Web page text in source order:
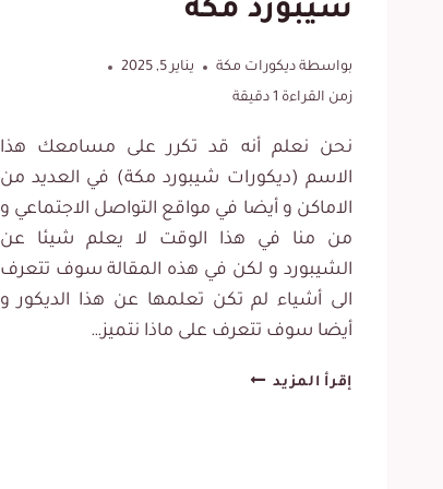
شيبورد مكة
بواسطة ديكورات مكة
يناير 5, 2025
زمن القراءة
دقيقة
نحن نعلم أنه قد تكرر على مسامعك هذا
الاسم (ديكورات شيبورد مكة) في العديد من
الاماكن و أيضا في مواقع التواصل الاجتماعي و
من منا في هذا الوقت لا يعلم شيئا عن
الشيبورد و لكن في هذه المقالة سوف تتعرف
الى أشياء لم تكن تعلمها عن هذا الديكور و
أيضا سوف تتعرف على ماذا نتميز…
إقرأ المزيدتركيب